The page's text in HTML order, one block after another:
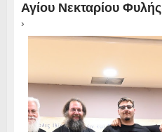
Αγίου Νεκταρίου Φυλής
›